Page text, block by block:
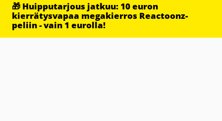
🎁 Huipputarjous jatkuu: 10 euron
kierrätysvapaa megakierros Reactoonz-
peliin - vain 1 eurolla!